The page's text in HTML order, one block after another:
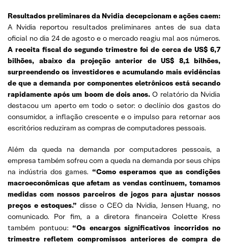
Resultados preliminares da Nvidia decepcionam e ações caem:
A Nvidia reportou resultados preliminares antes de sua data
oficial no dia 24 de agosto e o mercado reagiu mal aos números.
A receita fiscal do segundo trimestre foi de cerca de US$ 6,7
bilhões, abaixo da projeção anterior de US$ 8,1 bilhões,
surpreendendo os investidores e acumulando mais evidências
de que a demanda por componentes eletrônicos está secando
rapidamente após um boom de dois anos. O relatório da Nvidia
destacou um aperto em todo o setor: o declínio dos gastos do
consumidor, a inflação crescente e o impulso para retornar aos
escritórios reduziram as compras de computadores pessoais.
Além da queda na demanda por computadores pessoais, a
empresa também sofreu com a queda na demanda por seus chips
na indústria dos games. “Como esperamos que as condições
macroeconômicas que afetam as vendas continuem, tomamos
medidas com nossos parceiros de jogos para ajustar nossos
preços e estoques.” disse o CEO da Nvidia, Jensen Huang, no
comunicado. Por fim, a a diretora financeira Colette Kress
também pontuou: “Os encargos significativos incorridos no
trimestre refletem compromissos anteriores de compra de